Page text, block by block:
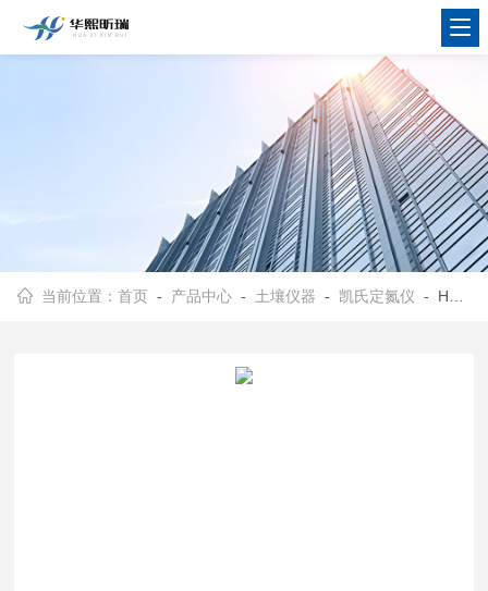
当前位置：首页 - 产品中心 - 土壤仪器 -凯氏定氮仪 - HX-KN2000蛋白质中氮含量测定 全自动凯氏定氮仪